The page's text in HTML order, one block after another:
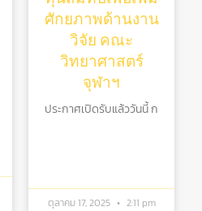
ศักยภาพด้านงาน
วิจัย คณะ
วิทยาศาสตร์
จุฬาฯ
ประกาศเปิดรับแล้ววันนี้ ก
ตุลาคม 17, 2025 2:11 pm